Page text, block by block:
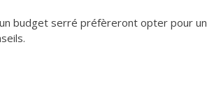
budget serré préfèreront opter pour un